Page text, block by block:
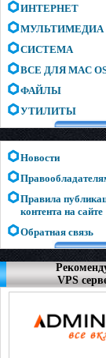
ИНТЕРНЕТ
МУЛЬТИМЕДИА
СИСТЕМА
ВСЕ ДЛЯ MAC
ФАЙЛЫ
УТИЛИТЫ
Новости
Правила
контента на сайте
Обратная связь
VPS